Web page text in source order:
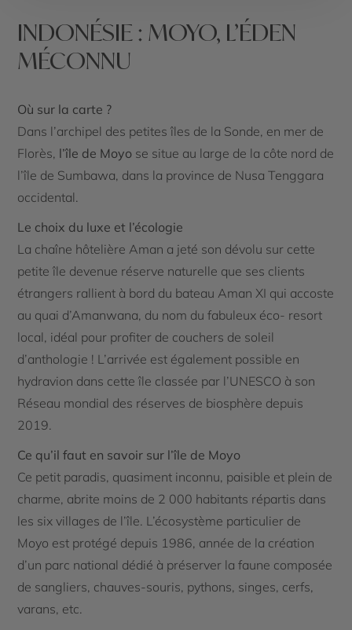
INDONÉSIE : MOYO, L’ÉDEN
MÉCONNU
Où sur la carte ?
Dans l’archipel des petites îles de la Sonde, en mer de
Florès, l’île de Moyo se situe au large de la côte nord de
l’île de Sumbawa, dans la province de Nusa Tenggara
occidental.
Le choix du luxe et l’écologie
La chaîne hôtelière Aman a jeté son dévolu sur cette
petite île devenue réserve naturelle que ses clients
étrangers rallient à bord du bateau Aman XI qui accoste
au quai d’Amanwana, du nom du fabuleux éco- resort
local, idéal pour profiter de couchers de soleil
d’anthologie ! L’arrivée est également possible en
hydravion dans cette île classée par l’UNESCO à son
Réseau mondial des réserves de biosphère depuis
2019.
Ce qu’il faut en savoir sur l’île de Moyo
Ce petit paradis, quasiment inconnu, paisible et plein de
charme, abrite moins de 2 000 habitants répartis dans
les six villages de l’île. L’écosystème particulier de
Moyo est protégé depuis 1986, année de la création
d’un parc national dédié à préserver la faune composée
de sangliers, chauves-souris, pythons, singes, cerfs,
varans, etc.